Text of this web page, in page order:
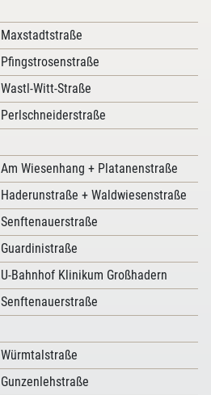
Maxstadtstraße
Pfingstrosenstraße
Wastl-Witt-Straße
Perlschneiderstraße
Am Wiesenhang + Platanenstraße
Haderunstraße + Waldwiesenstraße
Senftenauerstraße
Guardinistraße
U-Bahnhof Klinikum Großhadern
Senftenauerstraße
Würmtalstraße
Gunzenlehstraße